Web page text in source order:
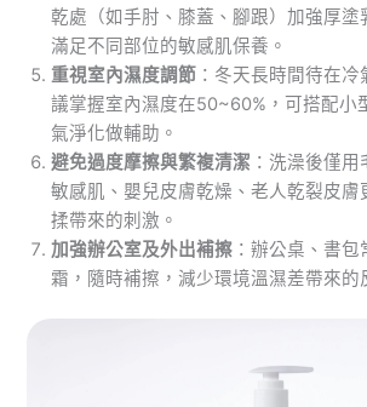
乾處（如手肘、膝蓋、腳跟）加強厚塗
滿足不同部位的敏感肌保養。
重視室內濕度調節 ：冬天長時間待在
議掌握室內濕度在50~60%，可搭配小
氣淨化做輔助。
避免過度摩擦與繁複清潔 ：洗澡後僅用
敏感肌、嬰兒皮膚乾燥、老人乾裂皮膚
揉帶來的刺激。
加強辦公室及外出補擦 ：辦公桌、書
霜，隨時補擦，減少環境溫濕差帶來的